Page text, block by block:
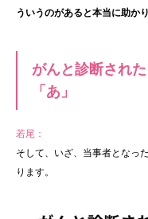
ういうのがあると本当に助かり
がんと診断され
「あ」
若尾：
そして、いざ、当事者となっ
ります。